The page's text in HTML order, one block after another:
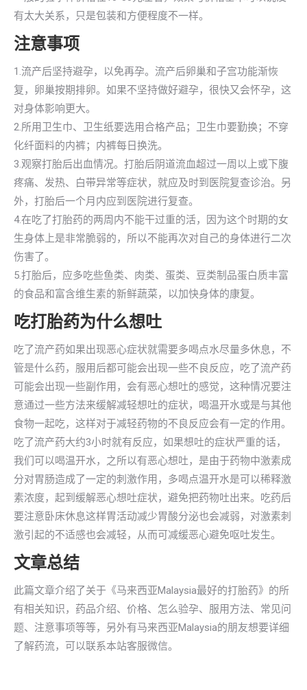
有太大关系，只是包装和方便程度不一样。
注意事项
1.流产后坚持避孕，以免再孕。流产后卵巢和子宫功能渐恢
复，卵巢按期排卵。如果不坚持做好避孕，很快又会怀孕，这
对身体影响更大。
2.所用卫生巾、卫生纸要选用合格产品；卫生巾要勤换；不穿
化纤面料的内裤；内裤每日换洗。
3.观察打胎后出血情况。打胎后阴道流血超过一周以上或下腹
疼痛、发热、白带异常等症状，就应及时到医院复查诊治。另
外，打胎后一个月内应到医院进行复查。
4.在吃了打胎药的两周内不能干过重的活，因为这个时期的女
生身体上是非常脆弱的，所以不能再次对自己的身体进行二次
伤害了。
5.打胎后，应多吃些鱼类、肉类、蛋类、豆类制品蛋白质丰富
的食品和富含维生素的新鲜蔬菜，以加快身体的康复。
吃打胎药为什么想吐
吃了流产药如果出现恶心症状就需要多喝点水尽量多休息，不
管是什么药，服用后都可能会出现一些不良反应，吃了流产药
可能会出现一些副作用，会有恶心想吐的感觉，这种情况要注
意通过一些方法来缓解减轻想吐的症状，喝温开水或是与其他
食物一起吃，这样对于减轻药物的不良反应会有一定的作用。
吃了流产药大约3小时就有反应，如果想吐的症状严重的话，
我们可以喝温开水，之所以有恶心想吐，是由于药物中激素成
分对胃肠造成了一定的刺激作用，多喝点温开水是可以稀释激
素浓度，起到缓解恶心想吐症状，避免把药物吐出来。吃药后
要注意卧床休息这样胃活动减少胃酸分泌也会减弱，对激素刺
激引起的不适感也会减轻，从而可减缓恶心避免呕吐发生。
文章总结
此篇文章介绍了关于《马来西亚Malaysia最好的打胎药》的所
有相关知识，药品介绍、价格、怎么验孕、服用方法、常见问
题、注意事项等等，另外有马来西亚Malaysia的朋友想要详细
了解药流，可以联系本站客服微信。